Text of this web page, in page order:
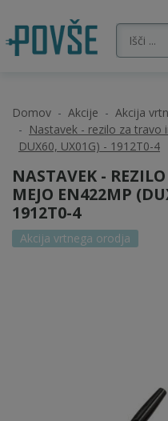
Domov Akcije
Akcija
Nastavek - rezilo za travo
DUX60, UX01G) - 1912T0-4
NASTAVEK -
MEJO EN422MP
1912T0-4
Akcija vrtnega orodja